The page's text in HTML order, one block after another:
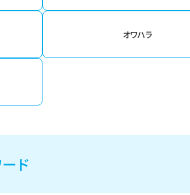
オワハラ
ド